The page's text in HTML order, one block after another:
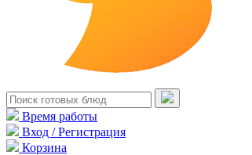
Время работы
Вход / Регистрация
Корзина